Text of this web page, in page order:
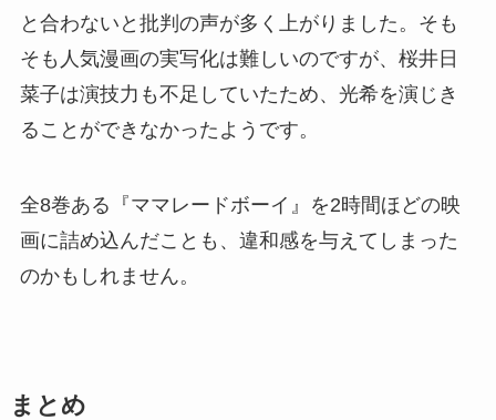
と合わないと批判の声が多く上がりました。そも
そも人気漫画の実写化は難しいのですが、桜井日
菜子は演技力も不足していたため、光希を演じき
ることができなかったようです。
全8巻ある『ママレードボーイ』を2時間ほどの映
画に詰め込んだことも、違和感を与えてしまった
のかもしれません。
まとめ